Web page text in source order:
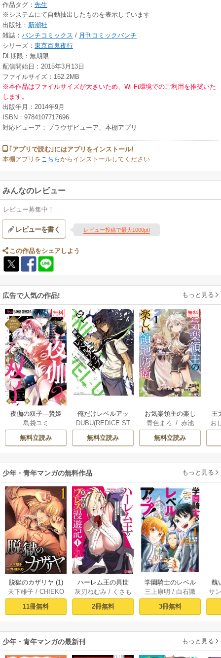
作品タグ： 先生
※システムにて自動抽出したものを表示しています
出版社： 新潮社
雑誌： バンチコミックス / 月刊コミックバンチ
シリーズ： 東京百鬼夜行
DL期限：無期限
配信開始日：2015年3月13日
ファイルサイズ：162.2MB
※本作品はファイルサイズが大きいため、Wi-Fi環境でのご利用を推奨いた
します。
出版年月：2014年9月
ISBN：9784107717696
対応ビューア：ブラウザビューア、本棚アプリ
｢アプリで読む｣にはアプリをインストール!
本棚アプリを こちらからインストールしてください
みんなのレビュー
レビュー募集中！
レビューを書く レビュー投稿で最大1000pt!
この作品をシェアしよう
広告で人気の作品! もっと見る
無料
夜伽の双子―贄姫
は二人の王子に愛
される―
島袋ユミ
無料立読み
俺だけレベルアッ
プな件
DUBU(REDICE ST
UDIO)
/ Chugong
h-goon
無料立読み
無料
お気楽領主の楽し
い領地防衛
青色まろ / 赤池
宗/転
無料立読み
王
こ
二
お
少年・青年マンガの無料作品 もっと見る
脱獄のカザリヤ (1)
天下雌子/ CHIEKO
11冊無料
ハーレム王の異世
界プレス漫遊記 ～
最強無双のおじさ
んはあらゆる種族
ミック） 1巻
灰刃ねむみ / くさも
2冊無料
学園騎士のレベル
アップ！レベル100
0超えの転生者、落
ちこぼれクラスに
（コミック） ： 1
三上康明 / 白石識
3冊無料
醜
同
サ
少年・青年マンガの最新刊 もっと見る